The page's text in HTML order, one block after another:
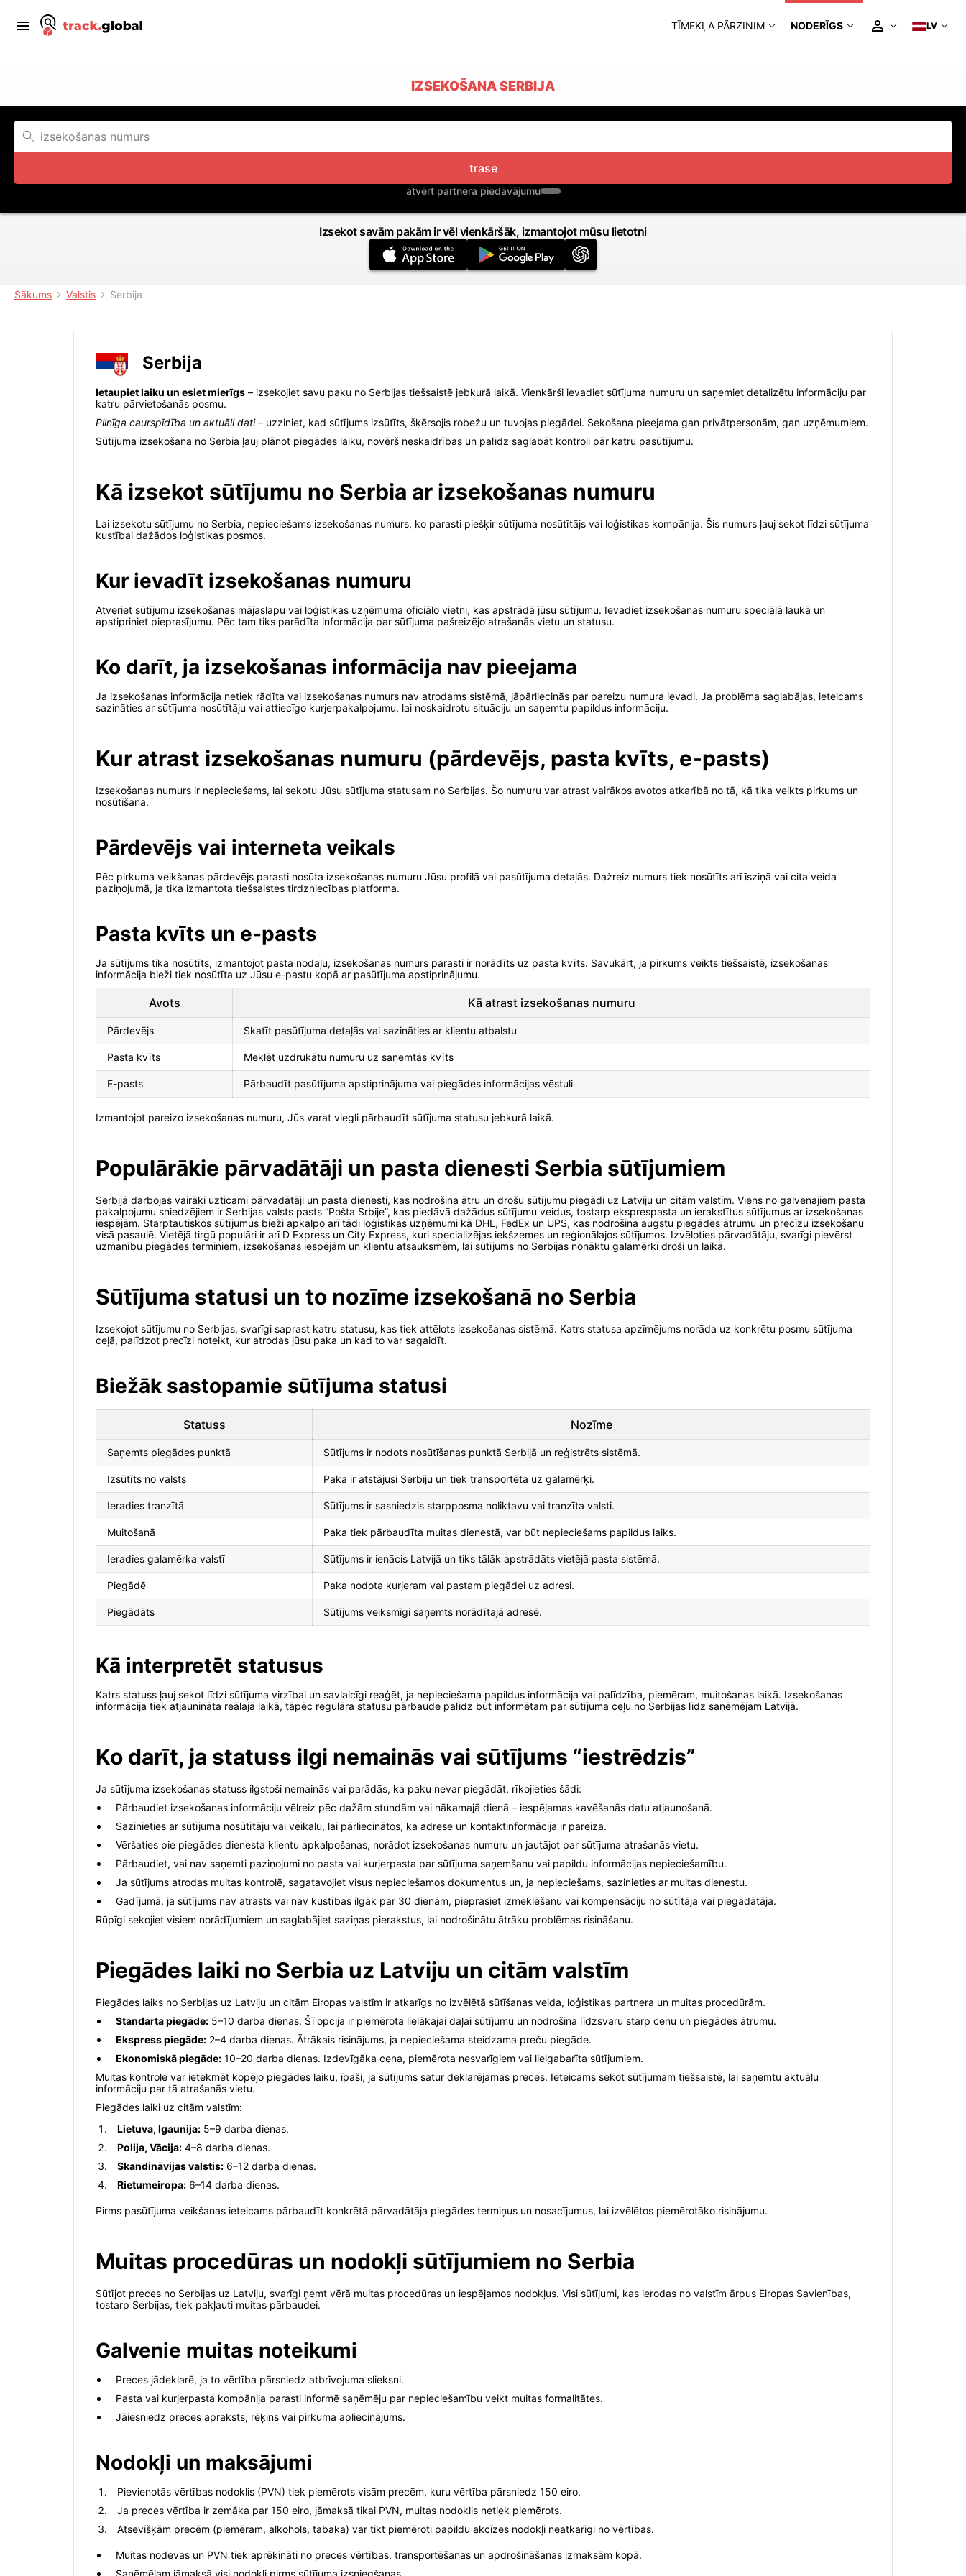
TĪMEKĻA PĀRZINIM NODERĪGS LV
IZSEKOŠANA SERBIJA
trase
atvērt partnera piedāvājumu
Izsekot savām pakām ir vēl vienkāršāk, izmantojot mūsu lietotni
Sākums Valstis Serbija
Serbija
Ietaupiet laiku un esiet mierīgs – izsekojiet savu paku no Serbijas tiešsaistē jebkurā laikā. Vienkārši ievadiet sūtījuma numuru un saņemiet detalizētu informāciju par
katru pārvietošanās posmu.
Pilnīga caurspīdība un aktuāli dati– uzziniet, kad sūtījums izsūtīts, šķērsojis robežu un tuvojas piegādei. Sekošana pieejama gan privātpersonām, gan uzņēmumiem.
Sūtījuma izsekošana no Serbia ļauj plānot piegādes laiku, novērš neskaidrības un palīdz saglabāt kontroli pār katru pasūtījumu.
Kā izsekot sūtījumu no Serbia ar izsekošanas numuru
Lai izsekotu sūtījumu no Serbia, nepieciešams izsekošanas numurs, ko parasti piešķir sūtījuma nosūtītājs vai loģistikas kompānija. Šis numurs ļauj sekot līdzi sūtījuma
kustībai dažādos loģistikas posmos.
Kur ievadīt izsekošanas numuru
Atveriet sūtījumu izsekošanas mājaslapu vai loģistikas uzņēmuma oficiālo vietni, kas apstrādā jūsu sūtījumu. Ievadiet izsekošanas numuru speciālā laukā un
apstipriniet pieprasījumu. Pēc tam tiks parādīta informācija par sūtījuma pašreizējo atrašanās vietu un statusu.
Ko darīt, ja izsekošanas informācija nav pieejama
Ja izsekošanas informācija netiek rādīta vai izsekošanas numurs nav atrodams sistēmā, jāpārliecinās par pareizu numura ievadi. Ja problēma saglabājas, ieteicams
sazināties ar sūtījuma nosūtītāju vai attiecīgo kurjerpakalpojumu, lai noskaidrotu situāciju un saņemtu papildus informāciju.
Kur atrast izsekošanas numuru (pārdevējs, pasta kvīts, e-pasts)
Izsekošanas numurs ir nepieciešams, lai sekotu Jūsu sūtījuma statusam no Serbijas. Šo numuru var atrast vairākos avotos atkarībā no tā, kā tika veikts pirkums un
nosūtīšana.
Pārdevējs vai interneta veikals
Pēc pirkuma veikšanas pārdevējs parasti nosūta izsekošanas numuru Jūsu profilā vai pasūtījuma detaļās. Dažreiz numurs tiek nosūtīts arī īsziņā vai cita veida
paziņojumā, ja tika izmantota tiešsaistes tirdzniecības platforma.
Pasta kvīts un e-pasts
Ja sūtījums tika nosūtīts, izmantojot pasta nodaļu, izsekošanas numurs parasti ir norādīts uz pasta kvīts. Savukārt, ja pirkums veikts tiešsaistē, izsekošanas
informācija bieži tiek nosūtīta uz Jūsu e-pastu kopā ar pasūtījuma apstiprinājumu.
Avots Kā atrast izsekošanas numuru
Pārdevējs Skatīt pasūtījuma detaļās vai sazināties ar klientu atbalstu
Pasta kvīts Meklēt uzdrukātu numuru uz saņemtās kvīts
E-pasts Pārbaudīt pasūtījuma apstiprinājuma vai piegādes informācijas vēstuli
Izmantojot pareizo izsekošanas numuru, Jūs varat viegli pārbaudīt sūtījuma statusu jebkurā laikā.
Populārākie pārvadātāji un pasta dienesti Serbia sūtījumiem
Serbijā darbojas vairāki uzticami pārvadātāji un pasta dienesti, kas nodrošina ātru un drošu sūtījumu piegādi uz Latviju un citām valstīm. Viens no galvenajiem pasta
pakalpojumu sniedzējiem ir Serbijas valsts pasts “Pošta Srbije”, kas piedāvā dažādus sūtījumu veidus, tostarp eksprespasta un ierakstītus sūtījumus ar izsekošanas
iespējām. Starptautiskos sūtījumus bieži apkalpo arī tādi loģistikas uzņēmumi kā DHL, FedEx un UPS, kas nodrošina augstu piegādes ātrumu un precīzu izsekošanu
visā pasaulē. Vietējā tirgū populāri ir arī D Express un City Express, kuri specializējas iekšzemes un reģionālajos sūtījumos. Izvēloties pārvadātāju, svarīgi pievērst
uzmanību piegādes termiņiem, izsekošanas iespējām un klientu atsauksmēm, lai sūtījums no Serbijas nonāktu galamērķī droši un laikā.
Sūtījuma statusi un to nozīme izsekošanā no Serbia
Izsekojot sūtījumu no Serbijas, svarīgi saprast katru statusu, kas tiek attēlots izsekošanas sistēmā. Katrs statusa apzīmējums norāda uz konkrētu posmu sūtījuma
ceļā, palīdzot precīzi noteikt, kur atrodas jūsu paka un kad to var sagaidīt.
Biežāk sastopamie sūtījuma statusi
Statuss Nozīme
Saņemts piegādes punktā Sūtījums ir nodots nosūtīšanas punktā Serbijā un reģistrēts sistēmā.
Izsūtīts no valsts Paka ir atstājusi Serbiju un tiek transportēta uz galamērķi.
Ieradies tranzītā Sūtījums ir sasniedzis starpposma noliktavu vai tranzīta valsti.
Muitošanā Paka tiek pārbaudīta muitas dienestā, var būt nepieciešams papildus laiks.
Ieradies galamērķa valstī Sūtījums ir ienācis Latvijā un tiks tālāk apstrādāts vietējā pasta sistēmā.
Piegādē Paka nodota kurjeram vai pastam piegādei uz adresi.
Piegādāts Sūtījums veiksmīgi saņemts norādītajā adresē.
Kā interpretēt statusus
Katrs statuss ļauj sekot līdzi sūtījuma virzībai un savlaicīgi reaģēt, ja nepieciešama papildus informācija vai palīdzība, piemēram, muitošanas laikā. Izsekošanas
informācija tiek atjaunināta reālajā laikā, tāpēc regulāra statusu pārbaude palīdz būt informētam par sūtījuma ceļu no Serbijas līdz saņēmējam Latvijā.
Ko darīt, ja statuss ilgi nemainās vai sūtījums “iestrēdzis”
Ja sūtījuma izsekošanas statuss ilgstoši nemainās vai parādās, ka paku nevar piegādāt, rīkojieties šādi:
Pārbaudiet izsekošanas informāciju vēlreiz pēc dažām stundām vai nākamajā dienā – iespējamas kavēšanās datu atjaunošanā.
Sazinieties ar sūtījuma nosūtītāju vai veikalu, lai pārliecinātos, ka adrese un kontaktinformācija ir pareiza.
Vēršaties pie piegādes dienesta klientu apkalpošanas, norādot izsekošanas numuru un jautājot par sūtījuma atrašanās vietu.
Pārbaudiet, vai nav saņemti paziņojumi no pasta vai kurjerpasta par sūtījuma saņemšanu vai papildu informācijas nepieciešamību.
Ja sūtījums atrodas muitas kontrolē, sagatavojiet visus nepieciešamos dokumentus un, ja nepieciešams, sazinieties ar muitas dienestu.
Gadījumā, ja sūtījums nav atrasts vai nav kustības ilgāk par 30 dienām, pieprasiet izmeklēšanu vai kompensāciju no sūtītāja vai piegādātāja.
Rūpīgi sekojiet visiem norādījumiem un saglabājiet saziņas pierakstus, lai nodrošinātu ātrāku problēmas risināšanu.
Piegādes laiki no Serbia uz Latviju un citām valstīm
Piegādes laiks no Serbijas uz Latviju un citām Eiropas valstīm ir atkarīgs no izvēlētā sūtīšanas veida, loģistikas partnera un muitas procedūrām.
Standarta piegāde: 5–10 darba dienas. Šī opcija ir piemērota lielākajai daļai sūtījumu un nodrošina līdzsvaru starp cenu un piegādes ātrumu.
Ekspress piegāde: 2–4 darba dienas. Ātrākais risinājums, ja nepieciešama steidzama preču piegāde.
Ekonomiskā piegāde: 10–20 darba dienas. Izdevīgāka cena, piemērota nesvarīgiem vai lielgabarīta sūtījumiem.
Muitas kontrole var ietekmēt kopējo piegādes laiku, īpaši, ja sūtījums satur deklarējamas preces. Ieteicams sekot sūtījumam tiešsaistē, lai saņemtu aktuālu
informāciju par tā atrašanās vietu.
Piegādes laiki uz citām valstīm:
Lietuva, Igaunija: 5–9 darba dienas.
Polija, Vācija: 4–8 darba dienas.
Skandināvijas valstis: 6–12 darba dienas.
Rietumeiropa: 6–14 darba dienas.
Pirms pasūtījuma veikšanas ieteicams pārbaudīt konkrētā pārvadātāja piegādes termiņus un nosacījumus, lai izvēlētos piemērotāko risinājumu.
Muitas procedūras un nodokļi sūtījumiem no Serbia
Sūtījot preces no Serbijas uz Latviju, svarīgi ņemt vērā muitas procedūras un iespējamos nodokļus. Visi sūtījumi, kas ierodas no valstīm ārpus Eiropas Savienības,
tostarp Serbijas, tiek pakļauti muitas pārbaudei.
Galvenie muitas noteikumi
Preces jādeklarē, ja to vērtība pārsniedz atbrīvojuma slieksni.
Pasta vai kurjerpasta kompānija parasti informē saņēmēju par nepieciešamību veikt muitas formalitātes.
Jāiesniedz preces apraksts, rēķins vai pirkuma apliecinājums.
Nodokļi un maksājumi
Pievienotās vērtības nodoklis (PVN) tiek piemērots visām precēm, kuru vērtība pārsniedz 150 eiro.
Ja preces vērtība ir zemāka par 150 eiro, jāmaksā tikai PVN, muitas nodoklis netiek piemērots.
Atsevišķām precēm (piemēram, alkohols, tabaka) var tikt piemēroti papildu akcīzes nodokļi neatkarīgi no vērtības.
Muitas nodevas un PVN tiek aprēķināti no preces vērtības, transportēšanas un apdrošināšanas izmaksām kopā.